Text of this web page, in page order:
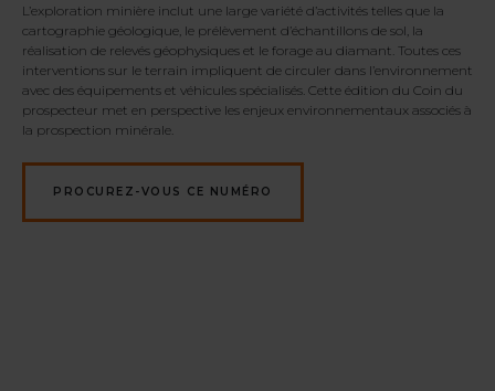
L’exploration minière inclut une large variété d’activités telles que la
cartographie géologique, le prélèvement d’échantillons de sol, la
réalisation de relevés géophysiques et le forage au diamant. Toutes ces
interventions sur le terrain impliquent de circuler dans l’environnement
avec des équipements et véhicules spécialisés. Cette édition du Coin du
prospecteur met en perspective les enjeux environnementaux associés à
la prospection minérale.
PROCUREZ-VOUS CE NUMÉRO